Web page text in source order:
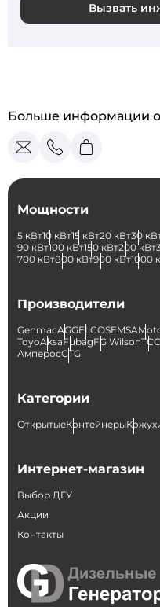
Вызвать
Больше информации
Мощности
5 кВт10 кВт15 кВт20 кВт30
90 кВт100 кВт150 кВт200 кВт
700 кВт800 кВт900 кВт1000
Производители
GenmacAGGELCOSEMSA
ToyoAksaFubagFG WilsonТСС
АмперосCTG
Категории
ОткрытыеКонтейнеры
Интернет-магазин
Выбор ДГУ
Акции
Контакты